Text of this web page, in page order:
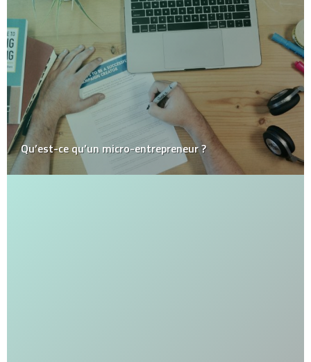
Qu’est-ce qu’un micro-entrepreneur ?